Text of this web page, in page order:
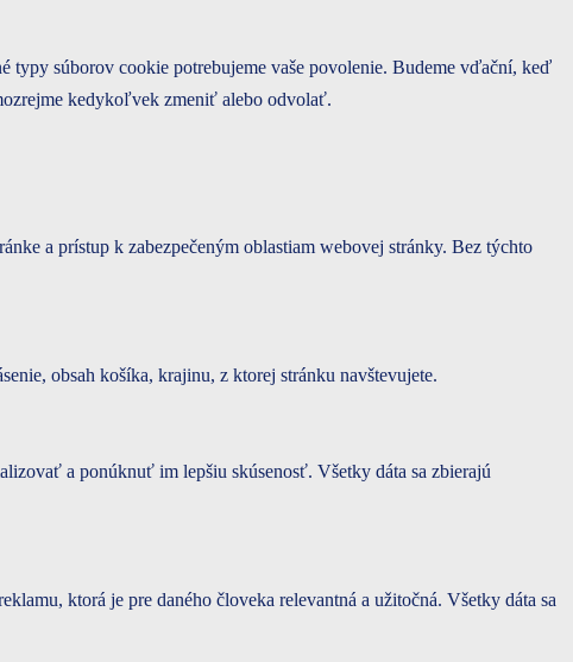
typy súborov cookie potrebujeme vaše povolenie. Budeme vďační, keď
kedykoľvek zmeniť alebo odvolať.
a prístup k zabezpečeným oblastiam webovej stránky. Bez týchto
obsah košíka, krajinu, z ktorej stránku navštevujete.
a ponúknuť im lepšiu skúsenosť. Všetky dáta sa zbierajú
ktorá je pre daného človeka relevantná a užitočná. Všetky dáta sa